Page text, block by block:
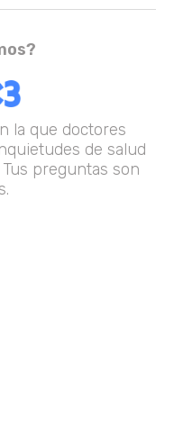
la que doctores
de salud
preguntas son